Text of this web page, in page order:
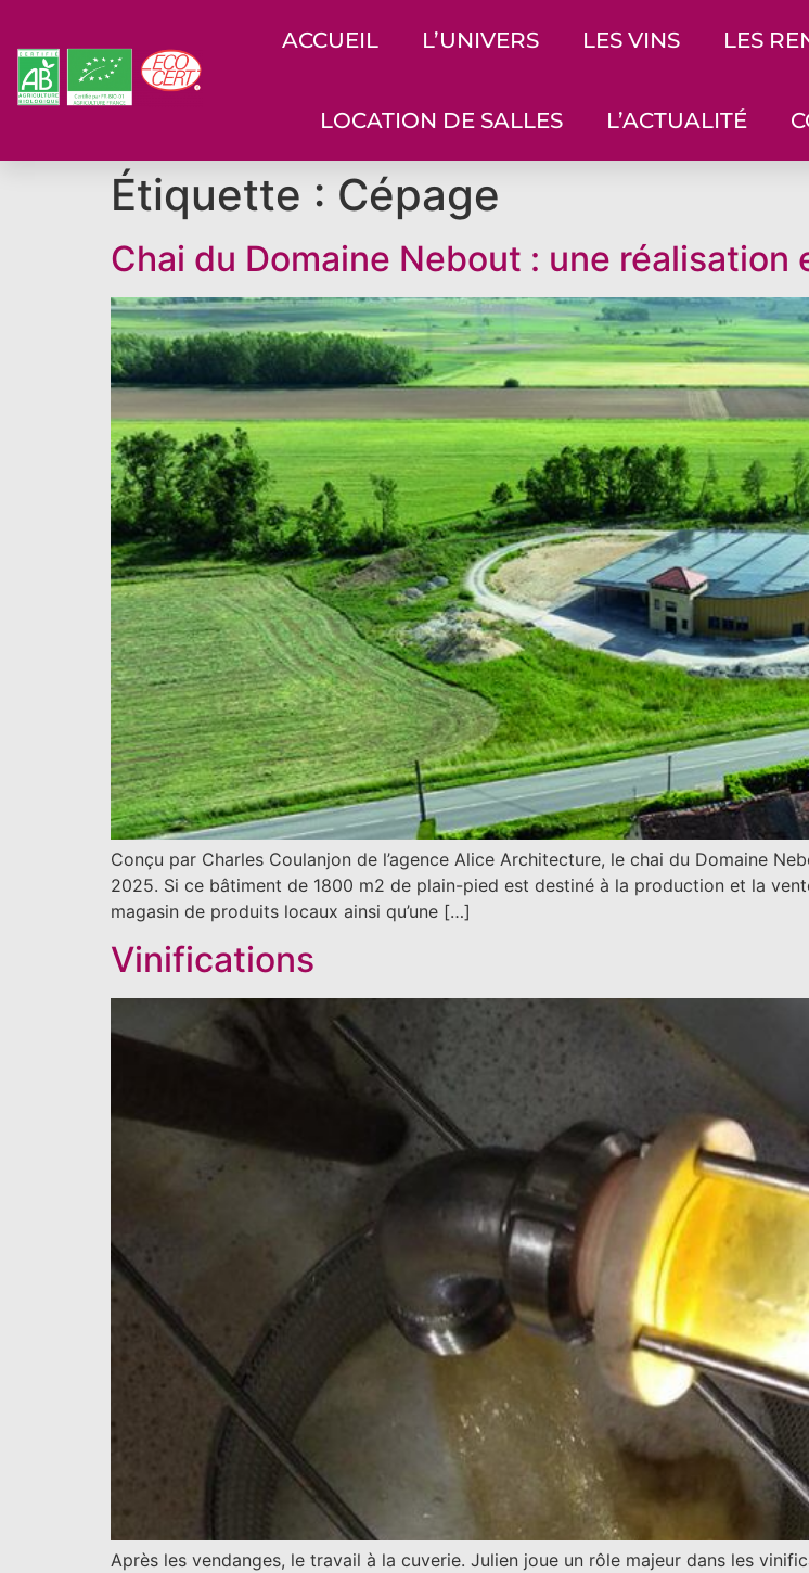
ACCUEIL L’UNIVERS LES VINS LES
LOCATION DE SALLES L’ACTUALITÉ
Étiquette : Cépage
Chai du Domaine Nebout : une
Conçu par Charles Coulanjon de l’agence Alice Architecture, le chai du Domaine
2025. Si ce bâtiment de 1800 m2 de plain-pied est destiné à la production et la
magasin de produits locaux ainsi qu’une […]
Vinifications
Après les vendanges, le travail à la cuverie. Julien joue un rôle majeur dans les